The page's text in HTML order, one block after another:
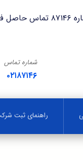
شماره تماس
۰۲۱۸۷۱۴۶
راهنمای ثبت